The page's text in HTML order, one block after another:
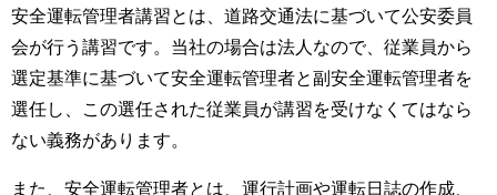
安全運転管理者講習とは、道路交通法に基づいて公安委員
会が行う講習です。当社の場合は法人なので、従業員から
選定基準に基づいて安全運転管理者と副安全運転管理者を
選任し、この選任された従業員が講習を受けなくてはなら
ない義務があります。
また、安全運転管理者とは、運行計画や運転日誌の作成、